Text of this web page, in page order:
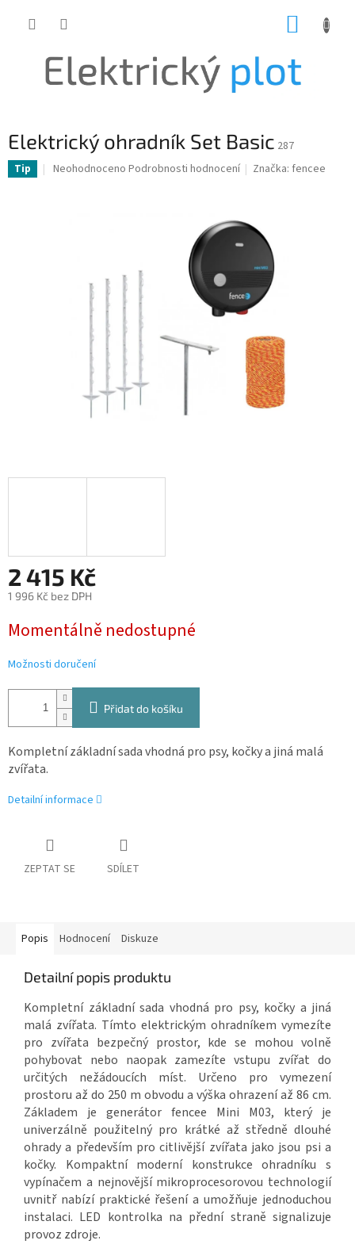
Elektrický ohradník Set Basic 287
Tip
Průměrné
Neohodnoceno Podrobnosti hodnocení Značka:fencee
2 415 Kč
1 996 Kč bez DPH
cena:
Momentálně nedostupné
Možnosti doručení
Přidat do košíku
Kompletní základní sada vhodná pro psy, kočky a jiná malá
zvířata.
Detailní informace
ZEPTAT SE SDÍLET
Popis Hodnocení Diskuze
Detailní popis produktu
Kompletní základní sada vhodná pro psy, kočky a jiná
malá zvířata. Tímto elektrickým ohradníkem vymezíte
pro zvířata bezpečný prostor, kde se mohou volně
pohybovat nebo naopak zamezíte vstupu zvířat do
určitých nežádoucích míst. Určeno pro vymezení
prostoru až do 250 m obvodu a výška ohrazení až 86 cm.
Základem je generátor fencee Mini M03, který je
univerzálně použitelný pro krátké až středně dlouhé
ohrady a především pro citlivější zvířata jako jsou psi a
kočky. Kompaktní moderní konstrukce ohradníku s
vypínačem a nejnovější mikroprocesorovou technologií
uvnitř nabízí praktické řešení a umožňuje jednoduchou
instalaci. LED kontrolka na přední straně signalizuje
provoz zdroje.